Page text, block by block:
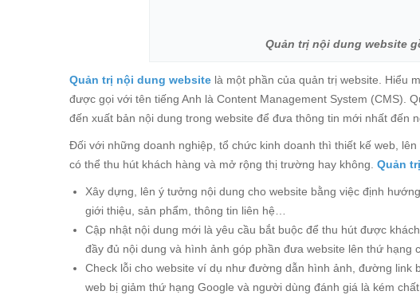
Quản trị nội dung website
Quản trị nội dung website là một phần của quản trị website. Hiểu
được gọi với tên tiếng Anh là Content Management System (CMS).
đến xuất bản nội dung trong website để đưa thông tin mới nhất đến
Đối với những doanh nghiệp, tổ chức kinh doanh thì thiết kế web,
có thể thu hút khách hàng và mở rộng thị trường hay không. Quản
Xây dựng, lên ý tưởng nội dung cho website bằng việc định
giới thiệu, sản phẩm, thông tin liên hệ…
Cập nhật nội dung mới là yêu cầu bắt buộc để thu hút được
đầy đủ nội dung và hình ảnh góp phần đưa website lên thứ hạng
Check lỗi cho website ví dụ như đường dẫn hình ảnh, đường
web bị giảm thứ hạng Google và người dùng đánh giá là kém